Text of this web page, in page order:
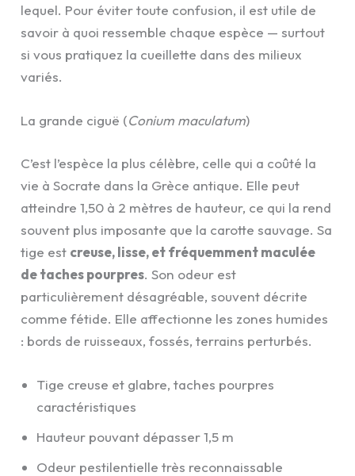
lequel. Pour éviter toute confusion, il est utile de
savoir à quoi ressemble chaque espèce — surtout
si vous pratiquez la cueillette dans des milieux
variés.
La grande ciguë (Conium maculatum)
C’est l’espèce la plus célèbre, celle qui a coûté la
vie à Socrate dans la Grèce antique. Elle peut
atteindre 1,50 à 2 mètres de hauteur, ce qui la rend
souvent plus imposante que la carotte sauvage. Sa
tige est creuse, lisse, et fréquemment maculée
de taches pourpres. Son odeur est
particulièrement désagréable, souvent décrite
comme fétide. Elle affectionne les zones humides
: bords de ruisseaux, fossés, terrains perturbés.
Tige creuse et glabre, taches pourpres
caractéristiques
Hauteur pouvant dépasser 1,5 m
Odeur pestilentielle très reconnaissable